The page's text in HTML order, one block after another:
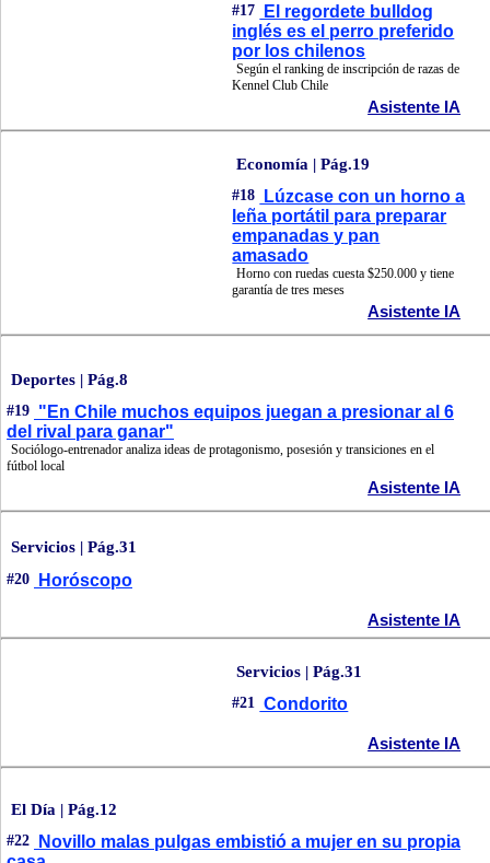
#17
El regordete bulldog
inglés es el perro preferido
por los chilenos
Según el ranking de inscripción de razas de
Kennel Club Chile
Asistente IA
Economía | Pág.19
#18
Lúzcase con un horno a
leña portátil para preparar
empanadas y pan
amasado
Horno con ruedas cuesta $250.000 y tiene
garantía de tres meses
Asistente IA
Deportes | Pág.8
#19 "En Chile muchos equipos juegan a presionar al 6
del rival para ganar"
Sociólogo-entrenador analiza ideas de protagonismo, posesión y transiciones en el
fútbol local
Asistente IA
Servicios | Pág.31
#20 Horóscopo
Asistente IA
Servicios | Pág.31
#21 Condorito
Asistente IA
El Día | Pág.12
#22
Novillo malas pulgas embistió a mujer en su propia